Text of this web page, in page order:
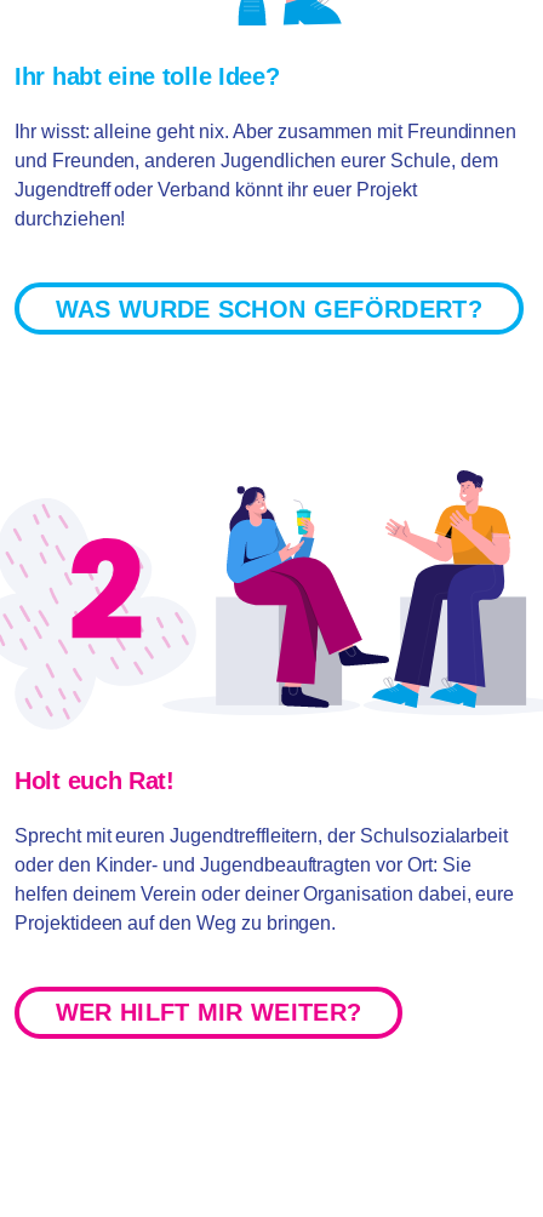
Ihr habt eine tolle Idee?
Ihr wisst: alleine geht nix. Aber zusammen mit Freundinnen
und Freunden, anderen Jugendlichen eurer Schule, dem
Jugendtreff oder Verband könnt ihr euer Projekt
durchziehen!
WAS WURDE SCHON GEFÖRDERT?
Holt euch Rat!
Sprecht mit euren Jugendtreffleitern, der Schulsozialarbeit
oder den Kinder- und Jugendbeauftragten vor Ort: Sie
helfen deinem Verein oder deiner Organisation dabei, eure
Projektideen auf den Weg zu bringen.
WER HILFT MIR WEITER?